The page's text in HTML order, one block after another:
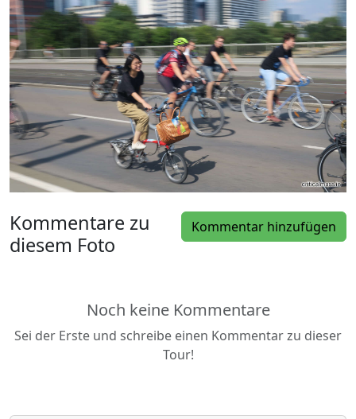
Kommentar hinzufügen
Kommentare zu
diesem Foto
Noch keine Kommentare
Sei der Erste und schreibe einen Kommentar zu dieser
Tour!